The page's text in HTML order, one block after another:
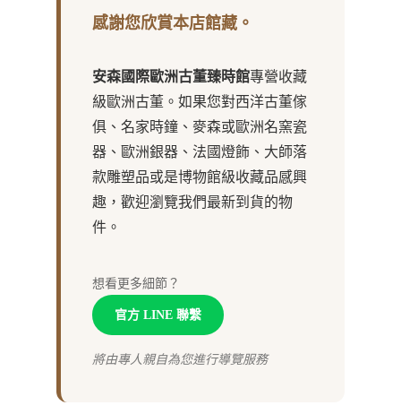
感謝您欣賞本店館藏。
安森國際歐洲古董臻時館專營收藏
級歐洲古董。如果您對西洋古董傢
俱、名家時鐘、麥森或歐洲名窯瓷
器、歐洲銀器、法國燈飾、大師落
款雕塑品或是博物館級收藏品感興
趣，歡迎瀏覽我們最新到貨的物
件。
想看更多細節？
官方 LINE 聯繫
將由專人親自為您進行導覽服務